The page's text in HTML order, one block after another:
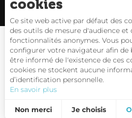
Espace Pro
Carte
cookies
Ce site web active par défaut des
des outils de mesure d'audience et
fonctionnalités anonymes. Vous
configurer votre navigateur afin de
être informé de l'existence de ces
cookies ne stockent aucune
d’identification personnelle.
En savoir plus
Non merci Je choisis